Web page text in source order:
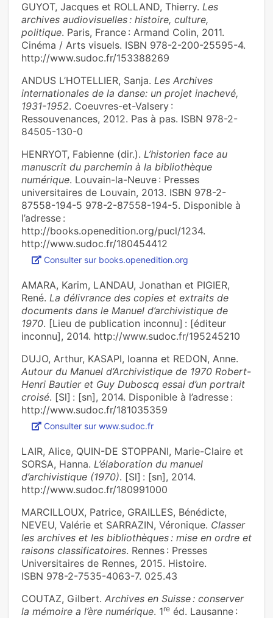
GUYOT, Jacques et ROLLAND, Thierry. Les
archives audiovisuelles : histoire, culture,
politique. Paris, France : Armand Colin, 2011.
Cinéma / Arts visuels. ISBN 978-2-200-25595-4.
http://www.sudoc.fr/153388269
ANDUS L’HOTELLIER, Sanja. Les Archives
internationales de la danse: un projet inachevé,
1931-1952. Coeuvres-et-Valsery :
Ressouvenances, 2012. Pas à pas. ISBN 978-2-
84505-130-0
HENRYOT, Fabienne (dir.). L’historien face au
manuscrit du parchemin à la bibliothèque
numérique. Louvain-la-Neuve : Presses
universitaires de Louvain, 2013. ISBN 978-2-
87558-194-5 978-2-87558-194-5. Disponible à
l’adresse :
http://books.openedition.org/pucl/1234.
http://www.sudoc.fr/180454412
Consulter sur books.openedition.org
AMARA, Karim, LANDAU, Jonathan et PIGIER,
René. La délivrance des copies et extraits de
documents dans le Manuel d’archivistique de
1970. [Lieu de publication inconnu] : [éditeur
inconnu], 2014. http://www.sudoc.fr/195245210
DUJO, Arthur, KASAPI, Ioanna et REDON, Anne.
Autour du Manuel d’Archivistique de 1970 Robert-
Henri Bautier et Guy Duboscq essai d’un portrait
croisé. [Sl] : [sn], 2014. Disponible à l’adresse :
http://www.sudoc.fr/181035359
Consulter sur www.sudoc.fr
LAIR, Alice, QUIN-DE STOPPANI, Marie-Claire et
SORSA, Hanna. L’élaboration du manuel
d’archivistique (1970). [Sl] : [sn], 2014.
http://www.sudoc.fr/180991000
MARCILLOUX, Patrice, GRAILLES, Bénédicte,
NEVEU, Valérie et SARRAZIN, Véronique. Classer
les archives et les bibliothèques : mise en ordre et
raisons classificatoires. Rennes : Presses
Universitaires de Rennes, 2015. Histoire.
ISBN 978-2-7535-4063-7. 025.43
COUTAZ, Gilbert. Archives en Suisse : conserver
la mémoire a l’ère numérique. 1re éd. Lausanne :